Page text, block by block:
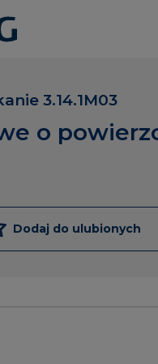
3.14.1M03
o
Dodaj do ulubionych